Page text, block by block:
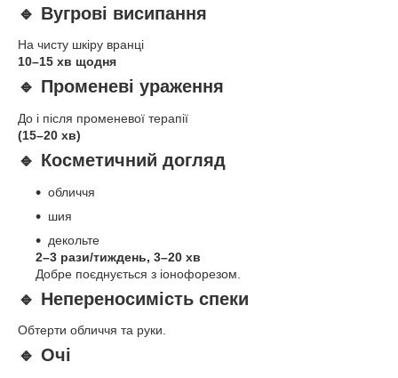
🔹 Вугрові висипання
На чисту шкіру вранці
10–15 хв щодня
🔹 Променеві ураження
До і після променевої терапії
(15–20 хв)
🔹 Косметичний догляд
обличчя
шия
декольте
2–3 рази/тиждень, 3–20 хв
Добре поєднується з іонофорезом.
🔹 Непереносимість спеки
Обтерти обличчя та руки.
🔹 Очі